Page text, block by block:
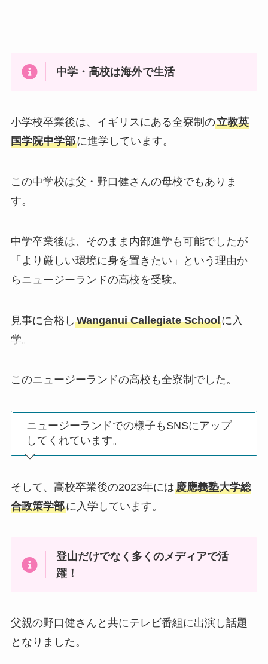
中学・高校は海外で生活
小学校卒業後は、イギリスにある全寮制の立教英
国学院中学部に進学しています。
この中学校は父・野口健さんの母校でもありま
す。
中学卒業後は、そのまま内部進学も可能でしたが
「より厳しい環境に身を置きたい」という理由か
らニュージーランドの高校を受験。
見事に合格し Wanganui Callegiate Schoolに入
学。
このニュージーランドの高校も全寮制でした。
ニュージーランドでの様子もSNSにアップ
してくれています。
そして、高校卒業後の2023年には慶應義塾大学総
合政策学部に入学しています。
登山だけでなく多くのメディアで活
躍！
父親の野口健さんと共にテレビ番組に出演し話題
となりました。